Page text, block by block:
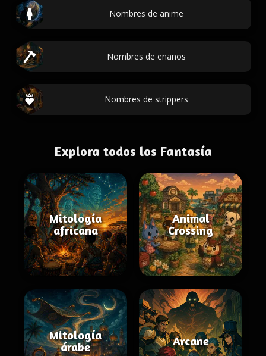
Nombres de anime
Nombres de enanos
Nombres de strippers
Explora todos los Fantasía
Mitología
africana
Animal
Crossing
Mitología
árabe
Arcane